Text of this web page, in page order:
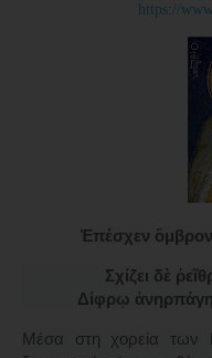
https://
Ἐπέσχεν
Σχίζει δὲ
Δίφρῳ
Μέσα στη χορεία των